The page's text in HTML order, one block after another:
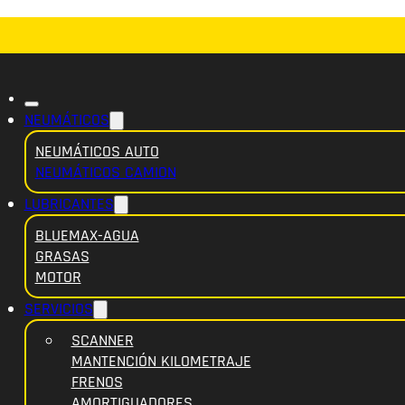
NEUMÁTICOS
NEUMÁTICOS AUTO
NEUMÁTICOS CAMION
LUBRICANTES
BLUEMAX-AGUA
GRASAS
MOTOR
SERVICIOS
SCANNER
MANTENCIÓN KILOMETRAJE
FRENOS